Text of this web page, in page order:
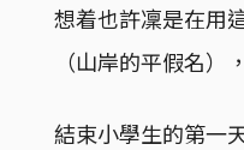
想着也許凜是在用
（山岸的平假名）
結束小學生的第一